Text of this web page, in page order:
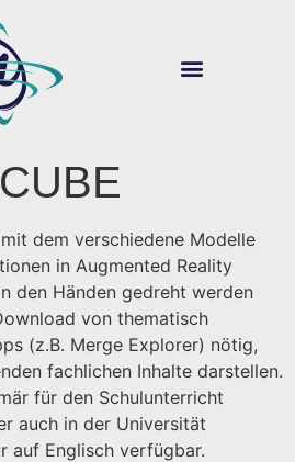
dem verschiedene Modelle
in Augmented Reality
den Händen gedreht werden
von thematisch
(z.B. Merge Explorer) nötig,
fachlichen Inhalte darstellen.
für den Schulunterricht
auch in der Universität
auf Englisch verfügbar.